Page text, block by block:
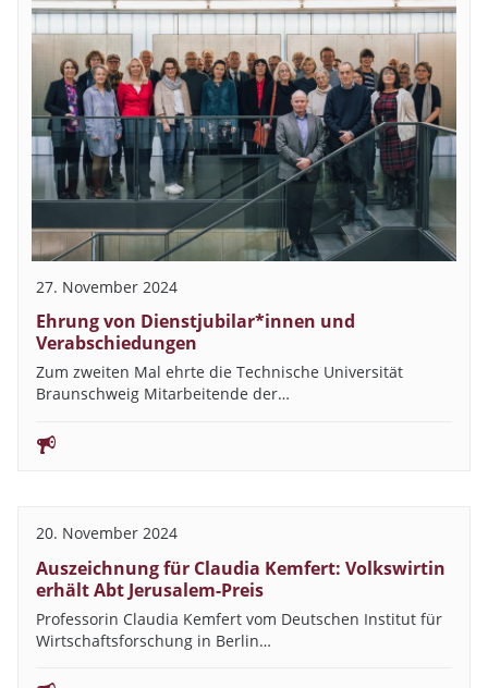
27. November 2024
Ehrung von Dienstjubilar*innen und
Verabschiedungen
Zum zweiten Mal ehrte die Technische Universität
Braunschweig Mitarbeitende der…
20. November 2024
Auszeichnung für Claudia Kemfert: Volkswirtin
erhält Abt Jerusalem-Preis
Professorin Claudia Kemfert vom Deutschen Institut für
Wirtschaftsforschung in Berlin…